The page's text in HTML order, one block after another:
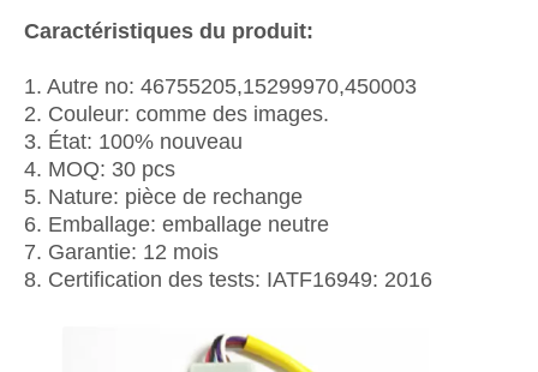
Caractéristiques du produit:
1. Autre no: 46755205,15299970,450003
2. Couleur: comme des images.
3. État: 100% nouveau
4. MOQ: 30 pcs
5. Nature: pièce de rechange
6. Emballage: emballage neutre
7. Garantie: 12 mois
8. Certification des tests: IATF16949: 2016